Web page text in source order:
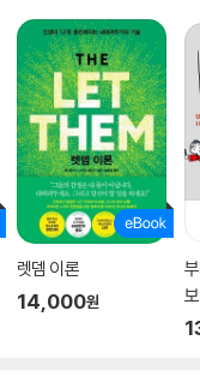
렛뎀 이론
14,000원